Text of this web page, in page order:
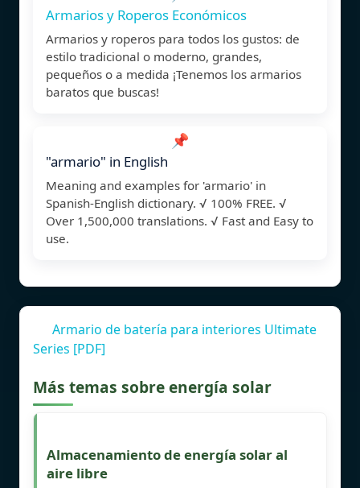
Armarios y Roperos Económicos
Armarios y roperos para todos los gustos: de
estilo tradicional o moderno, grandes,
pequeños o a medida ¡Tenemos los armarios
baratos que buscas!
📌
"armario" in English
Meaning and examples for 'armario' in
Spanish-English dictionary. √ 100% FREE. √
Over 1,500,000 translations. √ Fast and Easy to
use.
Armario de batería para interiores Ultimate
Series [PDF]
Más temas sobre energía solar
Almacenamiento de energía solar al
aire libre